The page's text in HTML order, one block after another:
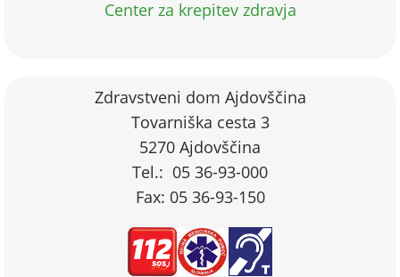
Center za krepitev zdravja
Zdravstveni dom Ajdovščina
Tovarniška cesta 3
5270 Ajdovščina
Tel.: 05 36-93-000
Fax: 05 36-93-150